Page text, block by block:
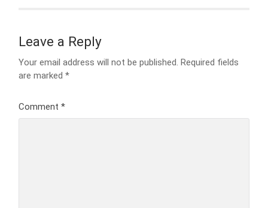
Leave a Reply
Your email address will not be published. Required fields
are marked*
Comment*